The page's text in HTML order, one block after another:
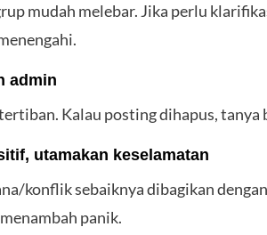
mudah melebar. Jika perlu
admin
Kalau posting dihapus, tanya
utamakan keselamatan
konflik sebaiknya dibagikan
panik.